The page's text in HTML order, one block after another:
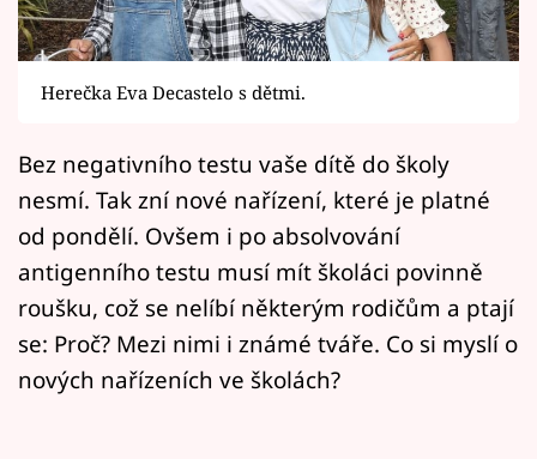
Filmový festival Karlovy Vary
Přihlášení
Sledujte nás
Herečka Eva Decastelo s dětmi.
Bez negativního testu vaše dítě do školy
nesmí. Tak zní nové nařízení, které je platné
od pondělí. Ovšem i po absolvování
antigenního testu musí mít školáci povinně
roušku, což se nelíbí některým rodičům a ptají
se: Proč? Mezi nimi i známé tváře. Co si myslí o
nových nařízeních ve školách?